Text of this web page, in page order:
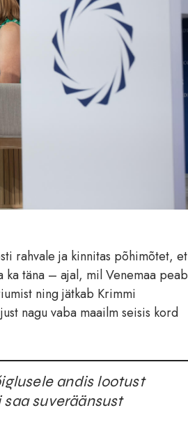
rahvale ja kinnitas põhimõtet, et
ka täna – ajal, mil Venemaa peab
ning jätkab Krimmi
nagu vaba maailm seisis kord
andis lootust
suveräänsust